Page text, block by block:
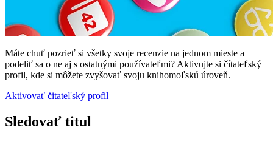
Máte chuť pozrieť si všetky svoje recenzie na jednom mieste a
podeliť sa o ne aj s ostatnými používateľmi? Aktivujte si čítateľský
profil, kde si môžete zvyšovať svoju knihomoľskú úroveň.
Aktivovať čitateľský profil
Sledovať titul